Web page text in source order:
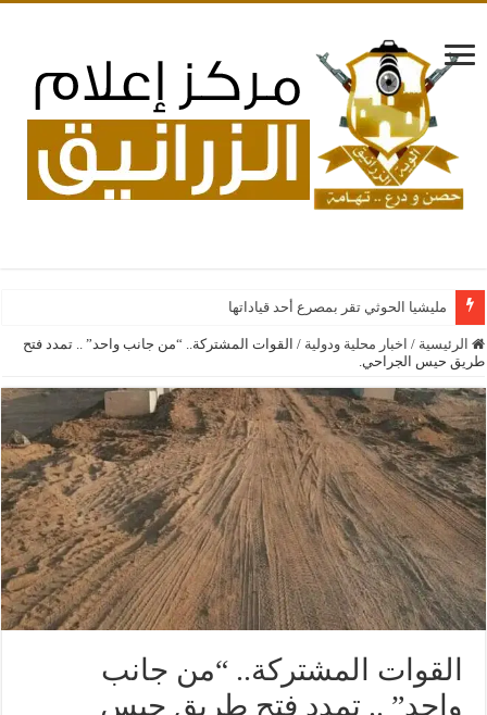
مليشيا الحوثي تقر بمصرع أحد قياداتها بغارات جوية سعو
الرئيسية / اخبار محلية ودولية / القوات المشتركة.. “من جانب واحد” .. تمدد فتح
طريق حيس الجراحي.
القوات المشتركة.. “من جانب
واحد” .. تمدد فتح طريق حيس